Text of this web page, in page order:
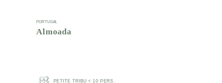
PORTUGAL
Almoada
PETITE TRIBU < 10 PERS.